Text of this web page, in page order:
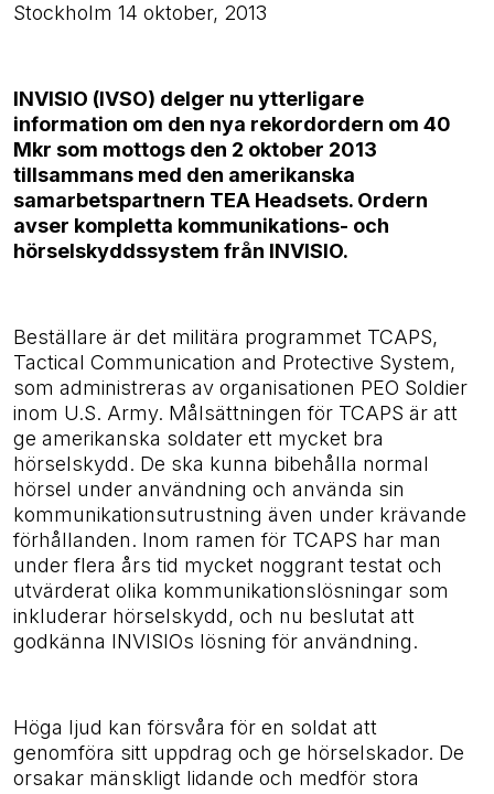
Stockholm 14 oktober, 2013
INVISIO (IVSO) delger nu ytterligare
information om den nya rekordordern om 40
Mkr som mottogs den 2 oktober 2013
tillsammans med den amerikanska
samarbetspartnern TEA Headsets. Ordern
avser kompletta kommunikations- och
hörselskyddssystem från INVISIO.
Beställare är det militära programmet TCAPS,
Tactical Communication and Protective System,
som administreras av organisationen PEO Soldier
inom U.S. Army. Målsättningen för TCAPS är att
ge amerikanska soldater ett mycket bra
hörselskydd. De ska kunna bibehålla normal
hörsel under användning och använda sin
kommunikationsutrustning även under krävande
förhållanden. Inom ramen för TCAPS har man
under flera års tid mycket noggrant testat och
utvärderat olika kommunikationslösningar som
inkluderar hörselskydd, och nu beslutat att
godkänna INVISIOs lösning för användning.
Höga ljud kan försvåra för en soldat att
genomföra sitt uppdrag och ge hörselskador. De
orsakar mänskligt lidande och medför stora